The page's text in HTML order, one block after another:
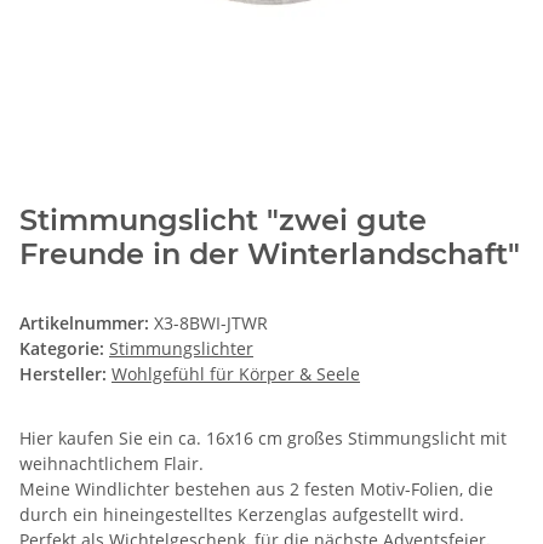
Stimmungslicht "zwei gute
Freunde in der Winterlandschaft"
Artikelnummer: X3-8BWI-JTWR
Kategorie: Stimmungslichter
Hersteller: Wohlgefühl für Körper & Seele
Hier kaufen Sie ein ca. 16x16 cm großes Stimmungslicht mit
weihnachtlichem Flair.
Meine Windlichter bestehen aus 2 festen Motiv-Folien, die
durch ein hineingestelltes Kerzenglas aufgestellt wird.